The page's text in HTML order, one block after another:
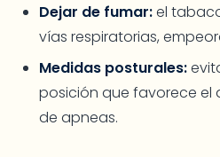
Dejar de fumar:el
vías respiratorias,
Medidas posturales:
posición que favorece el
de apneas.